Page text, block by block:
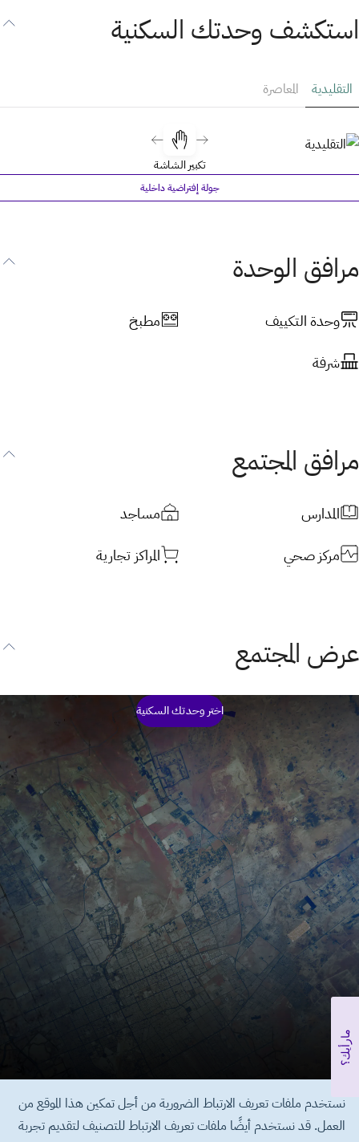
نستخدم ملفات تعريف الارتباط الضرورية من أجل تمكين هذا الموقع من
العمل. قد نستخدم أيضًا ملفات تعريف الارتباط للتصنيف لتقديم تجربة
استكشف وحدتك السكنية
التقليدية المعاصرة
تكبير الشاشة
جولة إفتراضية داخلية
مرافق الوحدة
وحدة التكييف
مطبخ
شرفة
مرافق المجتمع
المدارس
مساجد
مركز صحي
المراكز تجارية
عرض المجتمع
اختر وحدتك السكنية
مارأيك؟